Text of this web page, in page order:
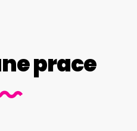
prace